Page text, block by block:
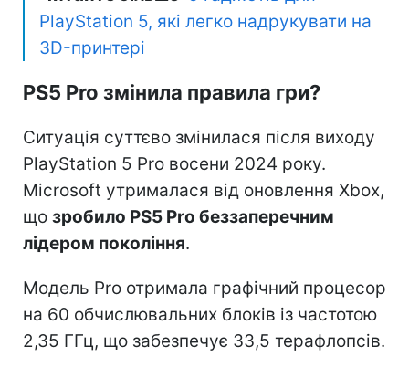
PlayStation 5, які легко надрукувати на
3D-принтері
PS5 Pro змінила правила гри?
Ситуація суттєво змінилася після виходу
PlayStation 5 Pro восени 2024 року.
Microsoft утрималася від оновлення Xbox,
що зробило PS5 Pro беззаперечним
лідером покоління.
Модель Pro отримала графічний процесор
на 60 обчислювальних блоків із частотою
2,35 ГГц, що забезпечує 33,5 терафлопсів.